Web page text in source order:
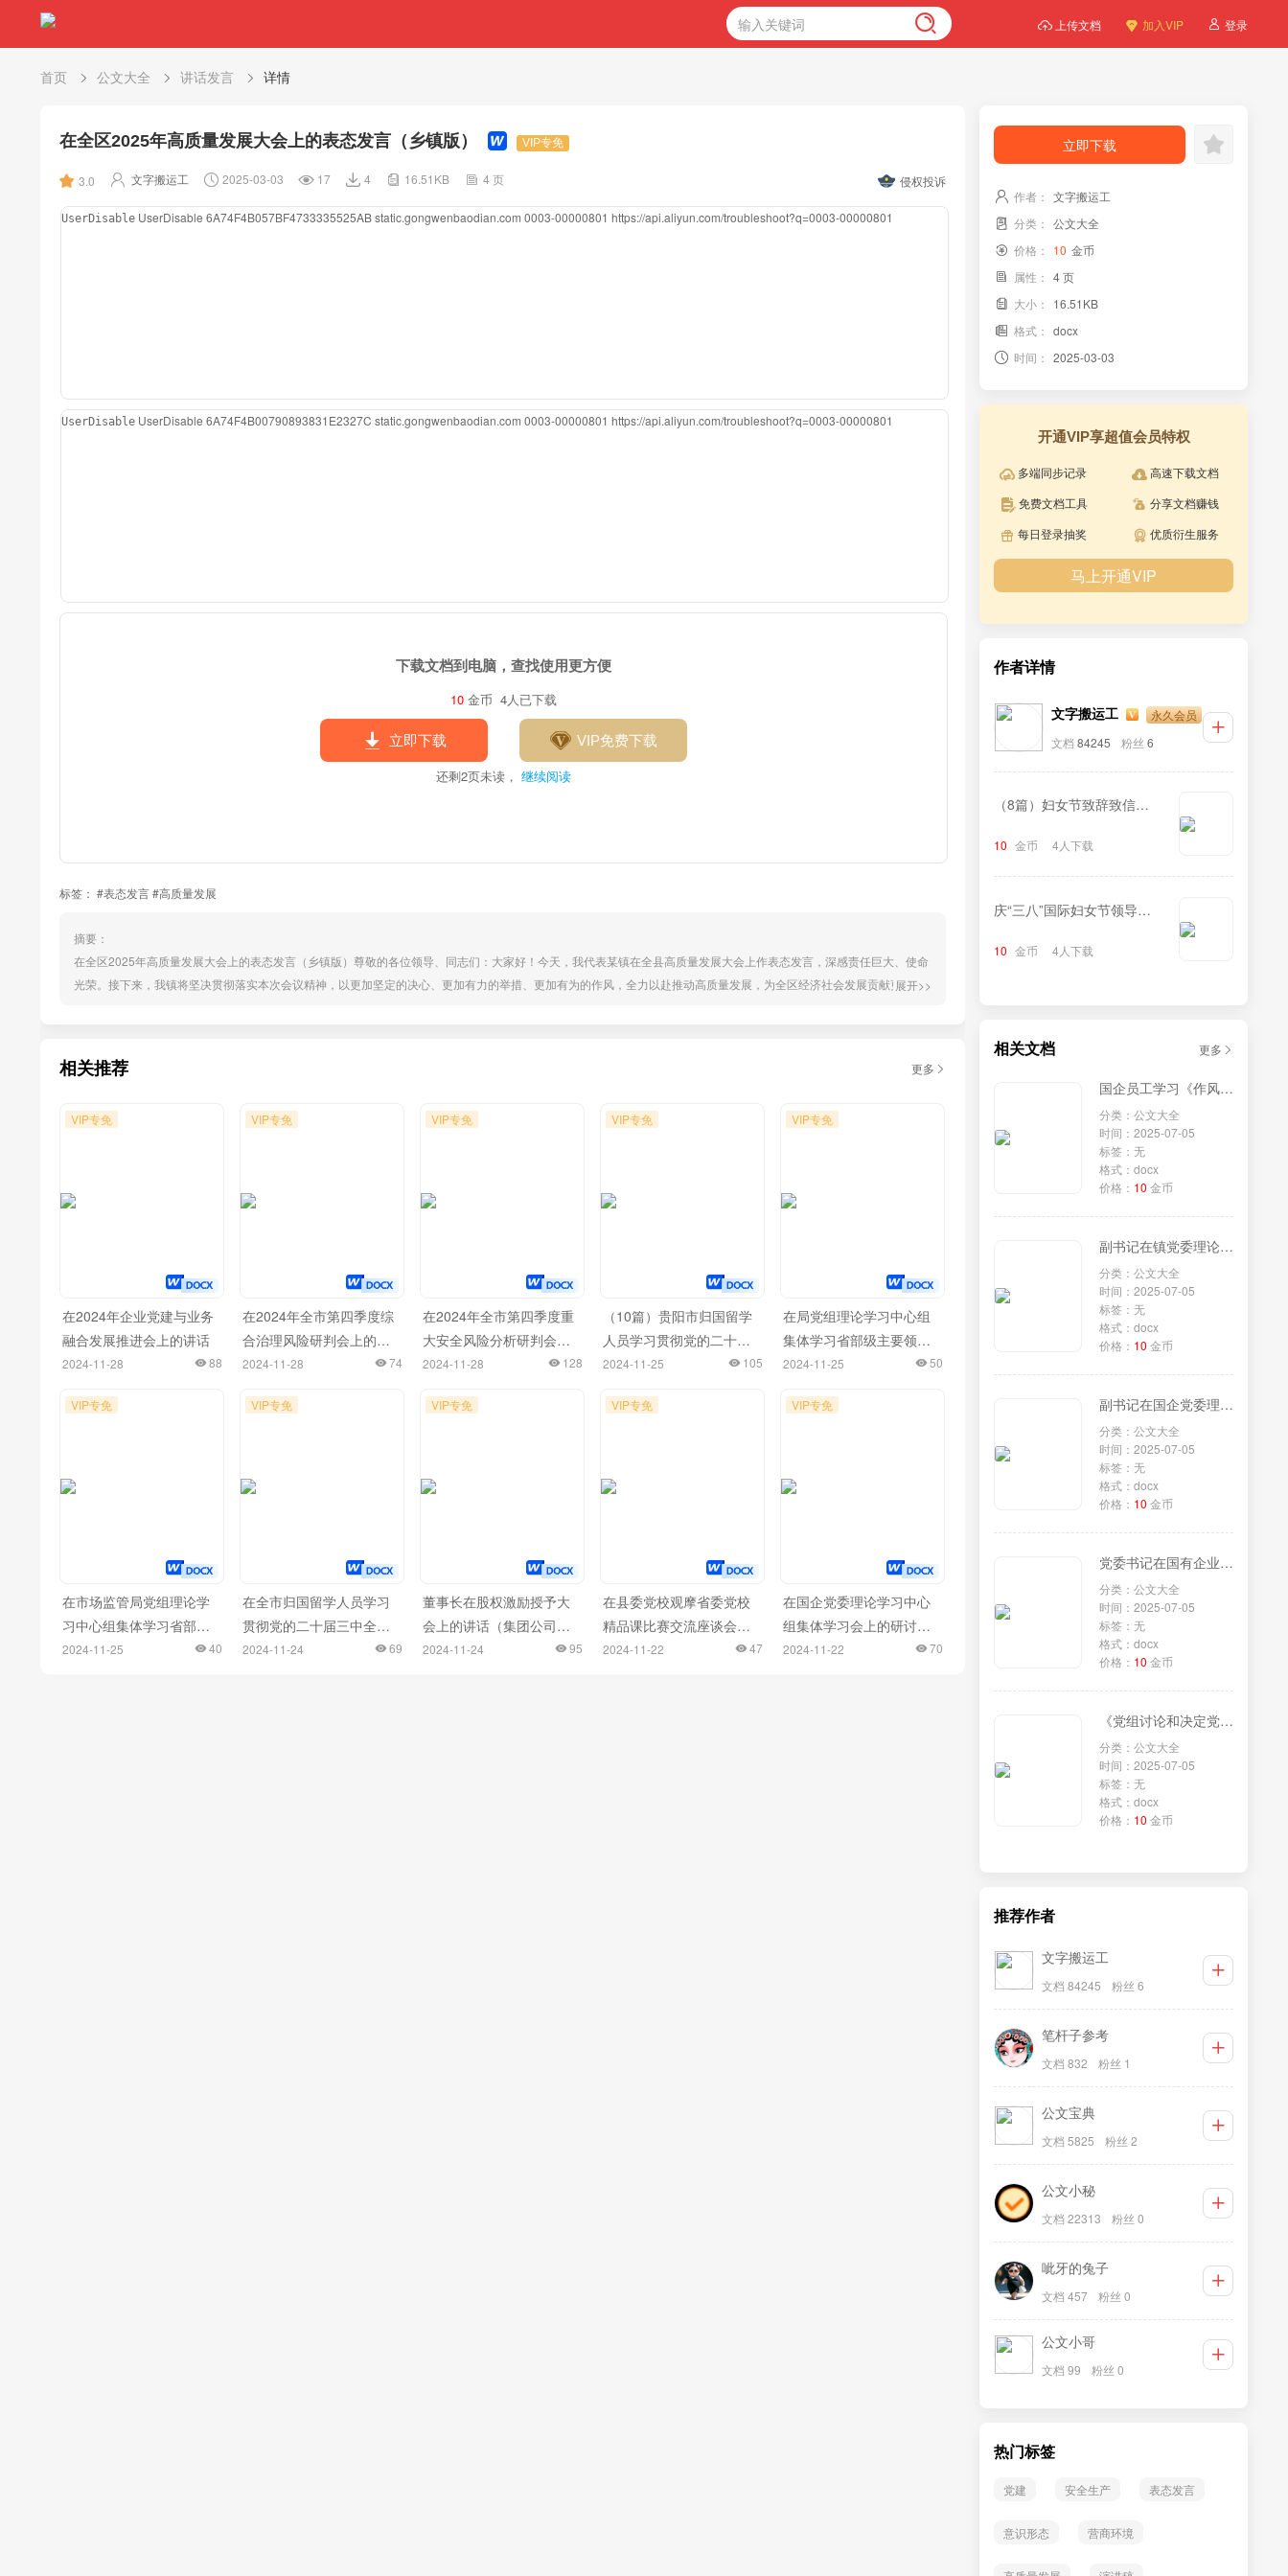
上传文档 加入VIP 登录
首页 公文大全 讲话发言 详情
在全区2025年高质量发展大会上的表态发言（乡镇版） VIP专免
3.0 文字搬运工 2025-03-03 17 4 16.51KB 4 页 侵权投诉
UserDisable UserDisable 6A74F4B057BF4733335525ABstatic.gongwenbaodian.com 0003-00000801 https://api.aliyun.com/troubleshoot?q=0003-00000801
UserDisable UserDisable 6A74F4B00790893831E2327C static.gongwenbaodian.com 0003-00000801 https://api.aliyun.com/troubleshoot?q=0003-00000801
下载文档到电脑，查找使用更方便
10 金币 4人已下载
立即下载 VIP免费下载
还剩2页未读， 继续阅读
标签： #表态发言#高质量发展
摘要：
在全区2025年高质量发展大会上的表态发言（乡镇版）尊敬的各位领导、同志们：大家好！今天，我代表某镇在全县高质量发展大会上作表态发言，深感责任巨大、使命
光荣。接下来，我镇将坚决贯彻落实本次会议精神，以更加坚定的决心、更加有力的举措、更加有为的作风，全力以赴推动高质量发展，为全区经济社会发展贡献更加突
展开>>
相关推荐 更多
VIP专免
在2024年企业党建与业务
融合发展推进会上的讲话
2024-11-28 88
VIP专免
在2024年全市第四季度综
合治理风险研判会上的讲
话
2024-11-28 74
VIP专免
在2024年全市第四季度重
大安全风险分析研判会上
的讲话
2024-11-28 128
VIP专免
（10篇）贵阳市归国留学
人员学习贯彻党的二十届
三中全会精神座谈会发言
2024-11-25 105
VIP专免
在局党组理论学习中心组
集体学习省部级主要领导
干部学习贯彻党的二十届
开班式上的重要讲话精神
2024-11-25 50
VIP专免
在市场监管局党组理论学
习中心组集体学习省部级
主要领导干部学习贯彻党
2024-11-25 40
VIP专免
在全市归国留学人员学习
贯彻党的二十届三中全会
精神座谈会上的发言材料
2024-11-24 69
VIP专免
董事长在股权激励授予大
会上的讲话（集团公司）
（2篇）
2024-11-24 95
VIP专免
在县委党校观摩省委党校
精品课比赛交流座谈会上
的交流发言
2024-11-22 47
VIP专免
在国企党委理论学习中心
组集体学习会上的研讨交
流发言（新质生产力专
2024-11-22 70
立即下载
作者： 文字搬运工
分类： 公文大全
价格：
10 金币
属性： 4 页
大小：
16.51KB
格式： docx
时间： 2025-03-03
开通VIP享超值会员特权
多端同步记录
高速下载文档
免费文档工具
分享文档赚钱
每日登录抽奖
优质衍生服务
马上开通VIP
作者详情
文字搬运工
永久会员
文档 84245 粉丝 6
（8篇）妇女节致辞致信汇
10 金币 4人下载
庆“三八”国际妇女节领导致
10 金币 4人下载
相关文档 更多
国企员工学习《作风建设改变中国》研讨发言
分类：公文大全
时间：2025-07-05
标签：无
格式：docx
价格： 10 金币
副书记在镇党委理论学习中心组专题学习《党组讨论和决定党员处分事项工作程序规定》研讨会上的发言
分类：公文大全
时间：2025-07-05
标签：无
格式：docx
价格： 10 金币
副书记在国企党委理论学习中心组专题学习《党组讨论和决定党员处分事项工作程序规定》研讨会上的发言
分类：公文大全
时间：2025-07-05
标签：无
格式：docx
价格： 10 金币
党委书记在国有企业理论学习中心组专题学习《党组讨论和决定党员处分事项工作程序规定》研讨会上的发言
分类：公文大全
时间：2025-07-05
标签：无
格式：docx
价格： 10 金币
《党组讨论和决定党员处分事项工作程序规定》学习研讨发言：深入贯彻程序规定，强化政法队伍纪律建设
分类：公文大全
时间：2025-07-05
标签：无
格式：docx
价格： 10 金币
推荐作者
文字搬运工
文档 84245 粉丝 6
笔杆子参考
文档 832 粉丝 1
公文宝典
文档 5825 粉丝 2
公文小秘
文档 22313 粉丝 0
呲牙的兔子
文档 457 粉丝 0
公文小哥
文档 99 粉丝 0
热门标签
党建 安全生产 表态发言
意识形态 营商环境